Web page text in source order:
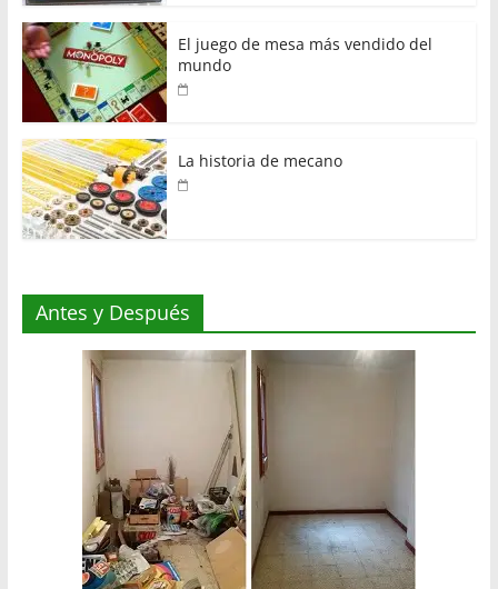
El juego de mesa más vendido del
mundo
La historia de mecano
Antes y Después